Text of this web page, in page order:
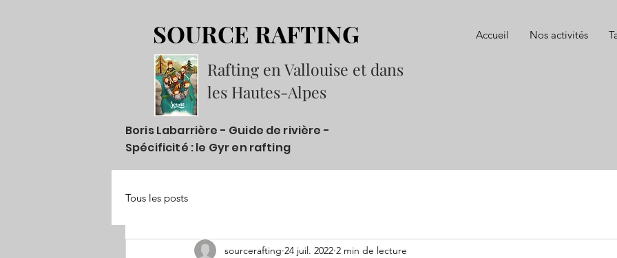
SOURCE RAFTING
Rafting en Vallouise et dans
les Hautes-Alpes
Accueil Nos activités
Boris Labarrière - Guide de rivière -
Spécificité : le Gyr en rafting
Tous les posts
sourcerafting 24 juil. 2022 2 min de lecture